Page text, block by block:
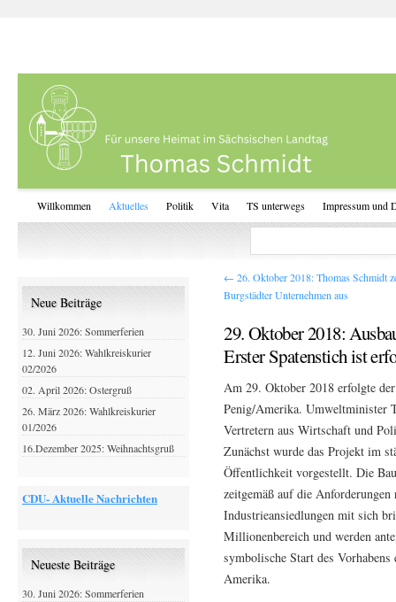
Willkommen Aktuelles Politik Vita TS unterwegs Impressum und
← 26. Oktober 2018: Thomas Schmidt
Burgstädter Unternehmen aus
29. Oktober 2018:
Erster Spatenstich ist
Am 29. Oktober 2018 erfolgte
Penig/Amerika. Umweltminister
Vertretern aus Wirtschaft und
Zunächst wurde das Projekt im
Öffentlichkeit vorgestellt. Die
zeitgemäß auf die
Industrieansiedlungen mit sich
Millionenbereich und werden
symbolische Start des
Amerika.
Neue Beiträge
30. Juni 2026: Sommerferien
12. Juni 2026: Wahlkreiskurier
02/2026
02. April 2026: Ostergruß
26. März 2026: Wahlkreiskurier
01/2026
16.Dezember 2025: Weihnachtsgruß
CDU- Aktuelle Nachrichten
Neueste Beiträge
30. Juni 2026: Sommerferien